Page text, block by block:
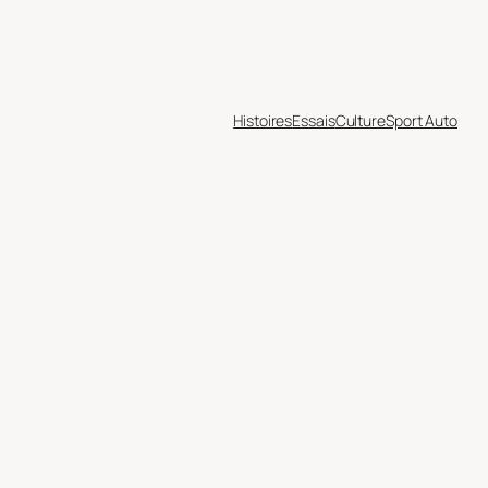
HistoiresEssaisCultureSport Auto